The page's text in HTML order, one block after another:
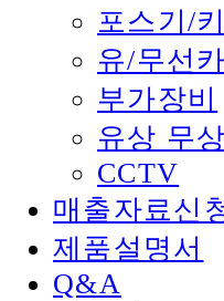
포스기/
유/무선
부가장비
유상 무
CCTV
매출자료신
제품설명서
Q&A